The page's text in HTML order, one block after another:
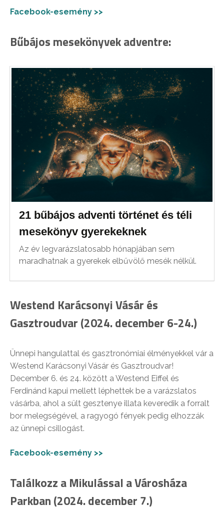
Facebook-esemény >>
Bűbájos mesekönyvek adventre:
21 bűbájos adventi történet és téli
mesekönyv gyerekeknek
Az év legvarázslatosabb hónapjában sem
maradhatnak a gyerekek elbűvölő mesék nélkül.
Westend Karácsonyi Vásár és
Gasztroudvar (2024. december 6-24.)
Ünnepi hangulattal és gasztronómiai élményekkel vár a
Westend Karácsonyi Vásár és Gasztroudvar!
December 6. és 24. között a Westend Eiffel és
Ferdinánd kapui mellett léphettek be a varázslatos
vásárba, ahol a sült gesztenye illata keveredik a forralt
bor melegségével, a ragyogó fények pedig elhozzák
az ünnepi csillogást.
Facebook-esemény >>
Találkozz a Mikulással a Városháza
Parkban (2024. december 7.)